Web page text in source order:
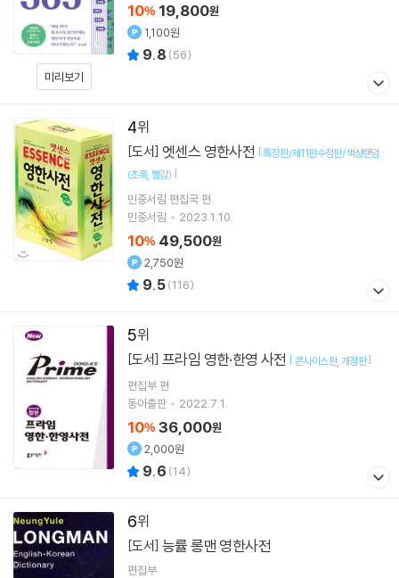
미리보기
10% 19,800원
1,100원
9.8 (56)
4
[도서] 엣센스 영한사전 [특장판/제11판수정판/색상랜덤
(초록 빨강) ]
민중서림 편집국 편
민중서림
2023.1.10.
10% 49,500원
2,750원
9.5(116)
5
[도서] 프라임 영한·한영 사전 [콘사이스판 개정판]
편집부 편
동아출판
2022.7.1.
10% 36,000원
2,000원
9.6 (14)
6
[도서] 능률 롱맨 영한사전
편집부